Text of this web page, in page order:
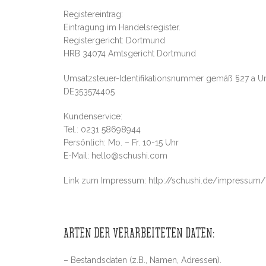
Registereintrag:
Eintragung im Handelsregister.
Registergericht: Dortmund
HRB 34074 Amtsgericht Dortmund
Umsatzsteuer-Identifikationsnummer gemäß §27 a
DE353574405
Kundenservice:
Tel.: 0231 58698944
Persönlich: Mo. – Fr. 10-15 Uhr
E-Mail: hello@schushi.com
Link zum Impressum: http://schushi.de/impressum/
ARTEN DER VERARBEITETEN DATEN:
– Bestandsdaten (z.B., Namen, Adressen).